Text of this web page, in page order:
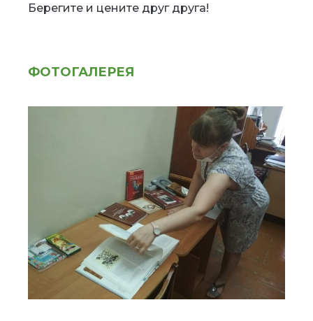
Берегите и цените друг друга!
ФОТОГАЛЕРЕЯ